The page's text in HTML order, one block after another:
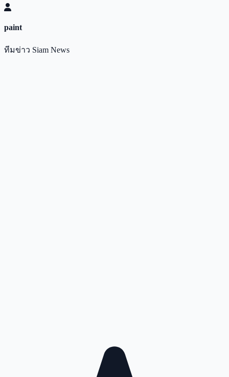
paint
ทีมข่าว Siam News